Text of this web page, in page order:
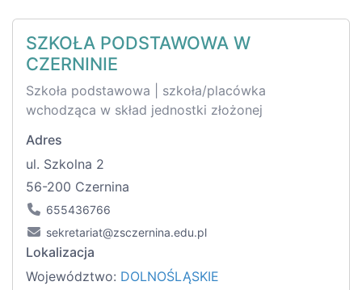
SZKOŁA PODSTAWOWA W
CZERNINIE
Szkoła podstawowa | szkoła/placówka
wchodząca w skład jednostki złożonej
Adres
ul. Szkolna 2
56-200 Czernina
655436766
sekretariat@zsczernina.edu.pl
Lokalizacja
Województwo: DOLNOŚLĄSKIE